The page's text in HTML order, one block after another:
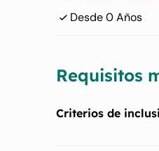
Desde 0 Años
Requisitos
Criterios de